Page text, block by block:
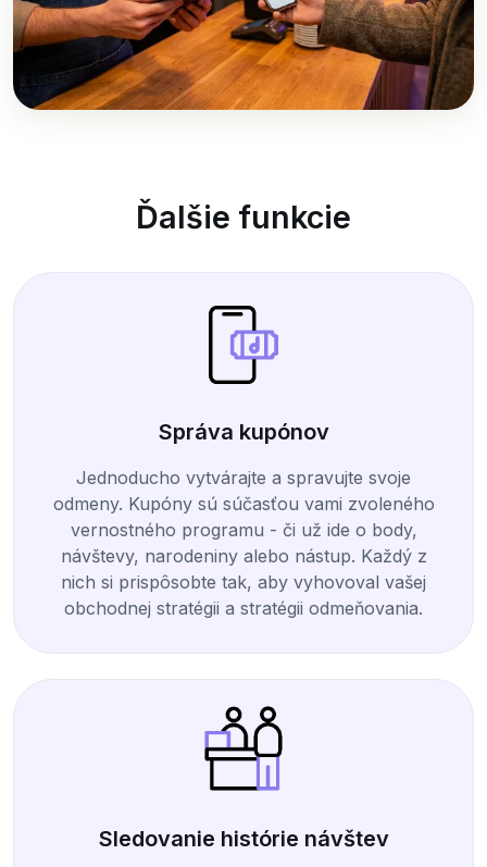
Ďalšie funkcie
Správa kupónov
Jednoducho vytvárajte a spravujte svoje
odmeny. Kupóny sú súčasťou vami zvoleného
vernostného programu - či už ide o body,
návštevy, narodeniny alebo nástup. Každý z
nich si prispôsobte tak, aby vyhovoval vašej
obchodnej stratégii a stratégii odmeňovania.
Sledovanie histórie návštev